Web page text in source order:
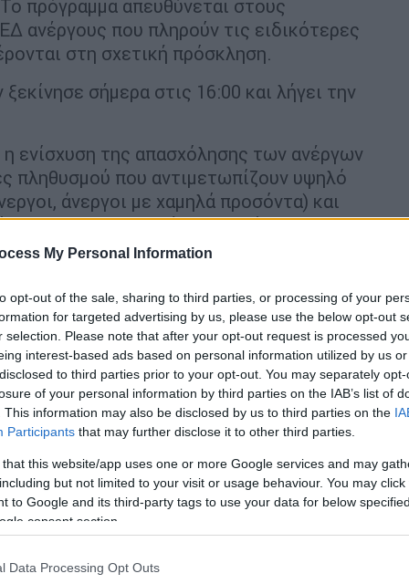
My Personal Information
opt-out of the sale, sharing to third parties, or processing of your
for targeted advertising by us, please use the below opt-out
selection. Please note that after your opt-out request is processed
interest-based ads based on personal information utilized by us
to third parties prior to your opt-out. You may separately
of your personal information by third parties on the IAB’s list of
This information may also be disclosed by us to third parties on the
Participants that may further disclose it to other third parties.
that this website/app uses one or more Google services and may
but not limited to your visit or usage behaviour. You may
to Google and its third-party tags to use your data for below
consent section.
Data Processing Opt Outs
πρόγραμμα απευθύνεται στους
ανέργους που πληρούν τις ειδικότερες
στη σχετική πρόσκληση.
σήμερα στις 16:00 και λήγει την
ενίσχυση της απασχόλησης των ανέργων
πληθυσμού που αντιμετωπίζουν υψηλό
άνεργοι με χαμηλά προσόντα) και
σε «προστατευμένο περιβάλλον»,
και να αποφύγουν την
απασχόλησής τους.
αναβάθμιση των γνώσεων και
να ενισχύονται κατά την
αλλά και η παροχή ποιοτικότερων
Δήμους και τις Περιφέρειες προς
αφορά στην απασχόληση συνολικά
μητρώα ανέργων του ΟΑΕΔ, σε
Διοικήσεις, Κέντρα Κοινωνικής
με την ακόλουθη